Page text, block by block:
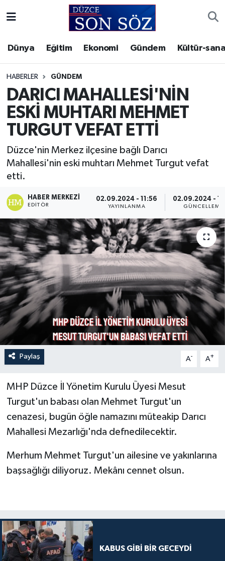
Dünya Eğitim Ekonomi Gündem Kültür-
HABERLER GÜNDEM
DARICI MAHALLESİ'NİN
ESKİ MUHTARI MEHMET
TURGUT VEFAT ETTİ
Düzce'nin Merkez ilçesine bağlı Darıcı
Mahallesi'nin eski muhtarı Mehmet Turgut vefat
etti.
HABER MERKEZI
EDITÖR
02.09.2024 - 11:56
YAYINLANMA
02.09.2024 -
GÜNCELLEME
Paylaş A- A+
MHP Düzce İl Yönetim Kurulu Üyesi Mesut
Turgut'un babası olan Mehmet Turgut'un
cenazesi, bugün öğle namazını müteakip Darıcı
Mahallesi Mezarlığı'nda defnedilecektir.
Merhum Mehmet Turgut'un ailesine ve yakınlarına
başsağlığı diliyoruz. Mekânı cennet olsun.
KABUS GİBİ BİR GECEYDİ
Gizlilik Sözleşmesi
İletişim
Künye
Akçakoca Hava Durumu
Akçakoca Trafik Yoğunluk Haritası
Süper Lig Puan Durumu ve Fikstür
Son Dakika Haberleri